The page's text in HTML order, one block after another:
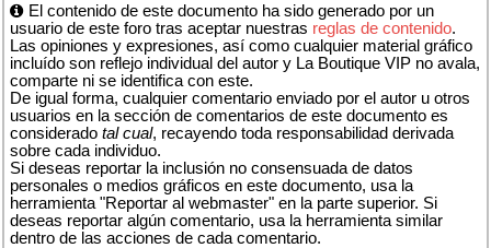
El contenido de este documento ha sido generado por un
usuario de este foro tras aceptar nuestras reglas de contenido.
Las opiniones y expresiones, así como cualquier material gráfico
incluído son reflejo individual del autor y La Boutique VIP no avala,
comparte ni se identifica con este.
De igual forma, cualquier comentario enviado por el autor u otros
usuarios en la sección de comentarios de este documento es
considerado tal cual, recayendo toda responsabilidad derivada
sobre cada individuo.
Si deseas reportar la inclusión no consensuada de datos
personales o medios gráficos en este documento, usa la
herramienta "Reportar al webmaster" en la parte superior. Si
deseas reportar algún comentario, usa la herramienta similar
dentro de las acciones de cada comentario.